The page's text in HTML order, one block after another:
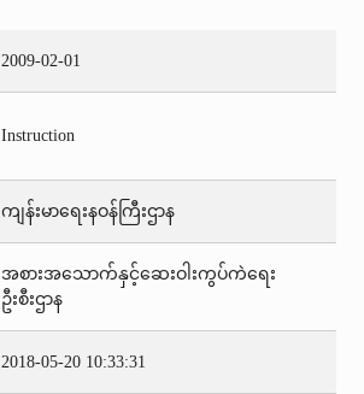
2009-02-01
Instruction
ကျန်းမာရေးနဝန်ကြီးဌာန
အစားအသောက်နှင့်ဆေးဝါးကွပ်ကဲရေး
ဦးစီးဌာန
2018-05-20 10:33:31